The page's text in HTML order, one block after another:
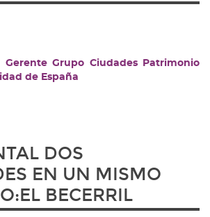
Gerente Grupo Ciudades Patrimonio
de España
DOS
EN UN MISMO
BECERRIL